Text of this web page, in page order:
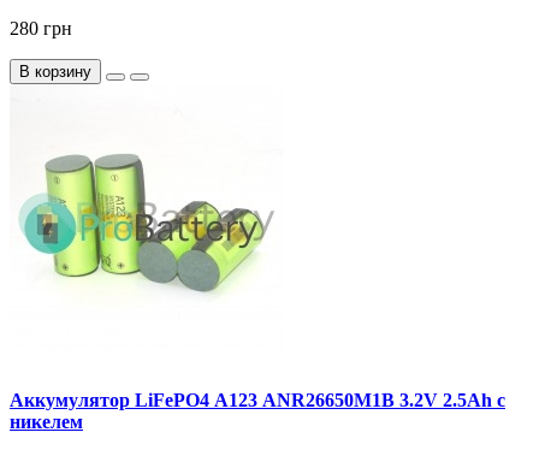
280 грн
В корзину
Аккумулятор LiFePO4 А123 ANR26650M1B 3.2V 2.5Ah с
никелем